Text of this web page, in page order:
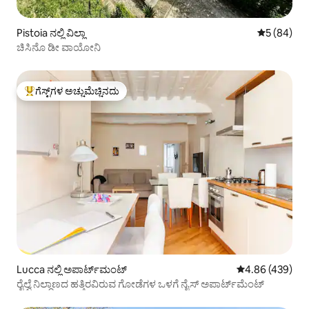
Pistoia ನಲ್ಲಿ ವಿಲ್ಲಾ 5 ರಲ್ಲಿ 5
5 (84)
ಚಿಸಿನೊ ಡೀ ವಾಯೋನಿ
ಗೆಸ್ಟ್‌ಗಳಿಗೆ ಅತಿ ಹೆಚ್ಚು ಅಚ್ಚುಮೆಚ್ಚಿನದು
ಗೆಸ್ಟ್‌ಗಳ ಅಚ್ಚುಮೆಚ್ಚಿನದು
Lucca ನಲ್ಲಿ ಅಪಾರ್ಟ್‌ಮಂಟ್ 5 ರಲ್ಲಿ 4.86
4.86 (439)
ರೈಲ್ವೆ ನಿಲ್ದಾಣದ ಹತ್ತಿರವಿರುವ ಗೋಡೆಗಳ ಒಳಗೆ ನೈಸ್ ಅಪಾರ್ಟ್‌ಮೆಂಟ್